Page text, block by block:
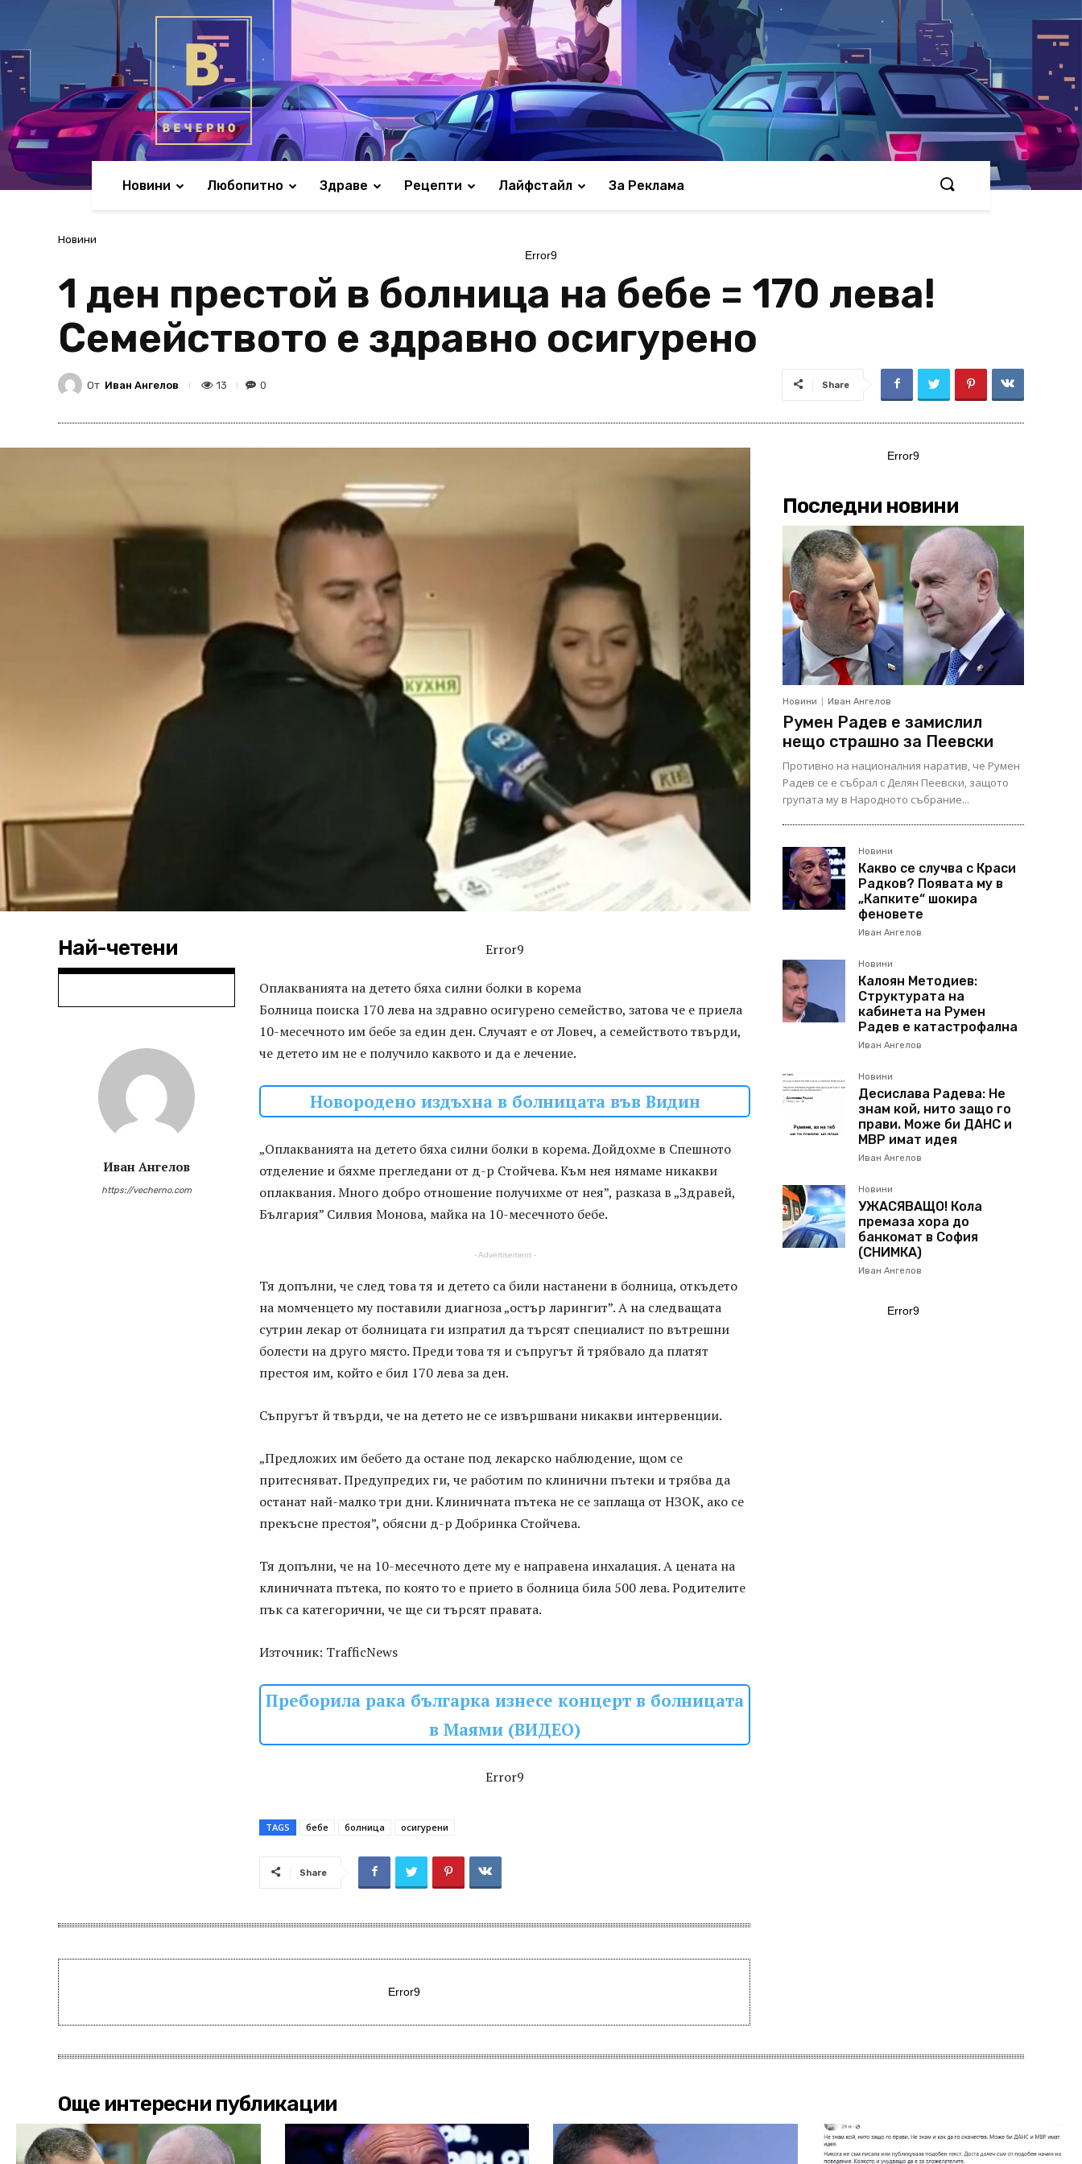
Новини Любопитно Здраве Рецепти Лайфстайл За Реклама
Новини
Error9
1 ден престой в болница на бебе = 170 лева!
Семейството е здравно осигурено
От Иван Ангелов 13 0 Share
Най-четени
Иван Ангелов
https://vecherno.com
Error9
Оплакванията на детето бяха силни болки в корема
Болница поиска 170 лева на здравно осигурено семейство, затова че е приела
10-месечното им бебе за един ден. Случаят е от Ловеч, а семейството твърди,
че детето им не е получило каквото и да е лечение.
Новородено издъхна в болницата във Видин
„Оплакванията на детето бяха силни болки в корема. Дойдохме в Спешното
отделение и бяхме прегледани от д-р Стойчева. Към нея нямаме никакви
оплаквания. Много добро отношение получихме от нея”, разказа в „Здравей,
България” Силвия Монова, майка на 10-месечното бебе.
- Advertisement -
Тя допълни, че след това тя и детето са били настанени в болница, откъдето
на момченцето му поставили диагноза „остър ларингит”. А на следващата
сутрин лекар от болницата ги изпратил да търсят специалист по вътрешни
болести на друго място. Преди това тя и съпругът й трябвало да платят
престоя им, който е бил 170 лева за ден.
Съпругът й твърди, че на детето не се извършвани никакви интервенции.
„Предложих им бебето да остане под лекарско наблюдение, щом се
притесняват. Предупредих ги, че работим по клинични пътеки и трябва да
останат най-малко три дни. Клиничната пътека не се заплаща от НЗОК, ако се
прекъсне престоя”, обясни д-р Добринка Стойчева.
Тя допълни, че на 10-месечното дете му е направена инхалация. А цената на
клиничната пътека, по която то е прието в болница била 500 лева. Родителите
пък са категорични, че ще си търсят правата.
Източник: TrafficNews
Преборила рака българка изнесе концерт в болницата
в Маями (ВИДЕО)
Error9
TAGS бебе болница осигурени
Share
Error9
Error9
Последни новини
Новини Иван Ангелов
Румен Радев е замислил
нещо страшно за Пеевски
Противно на националния наратив, че Румен
Радев се е събрал с Делян Пеевски, защото
групата му в Народното събрание...
Новини
Какво се случва с Краси
Радков? Появата му в
„Капките“ шокира
феновете
Иван Ангелов
Новини
Калоян Методиев:
Структурата на
кабинета на Румен
Радев е катастрофална
Иван Ангелов
Новини
Десислава Радева: Не
знам кой, нито защо го
прави. Може би ДАНС и
МВР имат идея
Иван Ангелов
Новини
УЖАСЯВАЩО! Кола
премаза хора до
банкомат в София
(СНИМКА)
Иван Ангелов
Error9
Още интересни публикации